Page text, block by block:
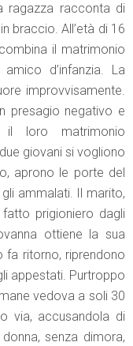
ragazza racconta di
braccio. All’età di 16
il matrimonio
d’infanzia. La
improvvisamente.
presagio negativo e
loro matrimonio
giovani si vogliono
aprono le porte del
ammalati. Il marito,
prigioniero dagli
ottiene la sua
fa ritorno, riprendono
appestati. Purtroppo
vedova a soli 30
via, accusandola di
senza dimora,